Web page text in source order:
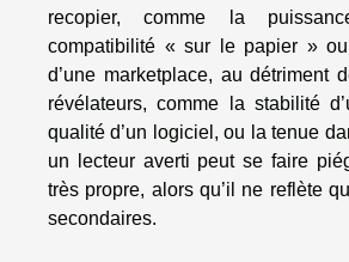
recopier, comme la
compatibilité « sur le papier »
d’une marketplace, au détriment
révélateurs, comme la stabilité
qualité d’un logiciel, ou la tenue
un lecteur averti peut se faire
très propre, alors qu’il ne reflète
secondaires.